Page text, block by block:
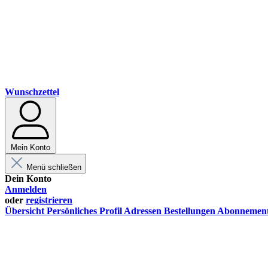
Wunschzettel
Mein Konto
Menü schließen
Dein Konto
Anmelden
oder registrieren
Übersicht Persönliches Profil Adressen Bestellungen